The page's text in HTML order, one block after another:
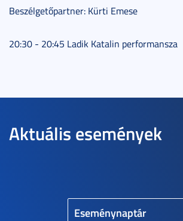
Beszélgetőpartner: Kürti Emese
20:30 - 20:45 Ladik Katalin performansza
Aktuális események
Eseménynaptár